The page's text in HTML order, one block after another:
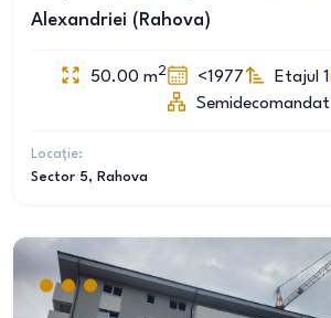
Alexandriei (Rahova)
50.00 m2 <1977 Etajul 1
Semidecomandat
Locație:
Sector 5, Rahova